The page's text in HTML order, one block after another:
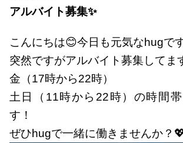
アルバイト募集✨
こんにちは😊今日も元気なhugで
突然ですがアルバイト募集してま
金（17時から22時）
土日（11時から22時）の時間
す！
ぜひhugで一緒に働きませんか？